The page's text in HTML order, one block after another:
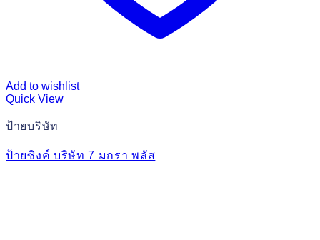
Add to wishlist
Quick View
ป้ายบริษัท
ป้ายซิงค์ บริษัท 7 มกรา พลัส